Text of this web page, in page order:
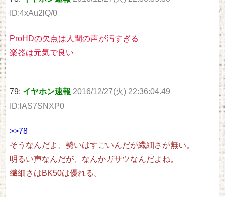
ID:4xAu2lQ/0
ProHDの欠点は人間の声が汚すぎる
楽器は元気で良い
79: イヤホン速報 2016/12/27(火) 22:36:04.49
ID:lAS7SNXP0
>>78
そうなんだよ、勢いはすごいんだが繊細さが無い。
明るい声なんだが、なんかガサツなんだよね。
繊細さはBK50は優れる。